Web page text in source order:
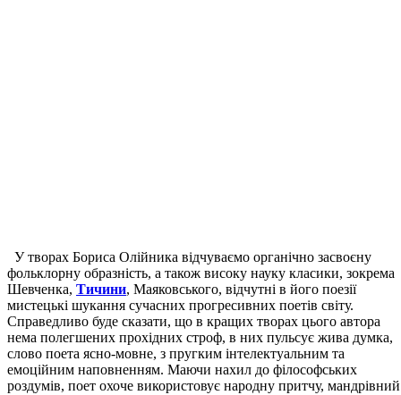
У творах Бориса Олійника відчуваємо органічно засвоєну
фольклорну образність, а також високу науку класики, зокрема
Шевченка, Тичини, Маяковського, відчутні в його поезії
мистецькі шукання сучасних прогресивних поетів світу.
Справедливо буде сказати, що в кращих творах цього автора
нема полегшених прохідних строф, в них пульсує жива думка,
слово поета ясно-мовне, з пругким інтелектуальним та
емоційним наповненням. Маючи нахил до філософських
роздумів, поет охоче використовує народну притчу, мандрівний